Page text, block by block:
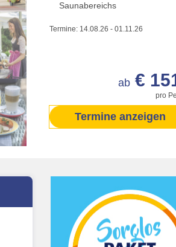
Saunabereichs
Termine: 14.08.26 - 01.11.26
pro
ab €
Termine anzeigen